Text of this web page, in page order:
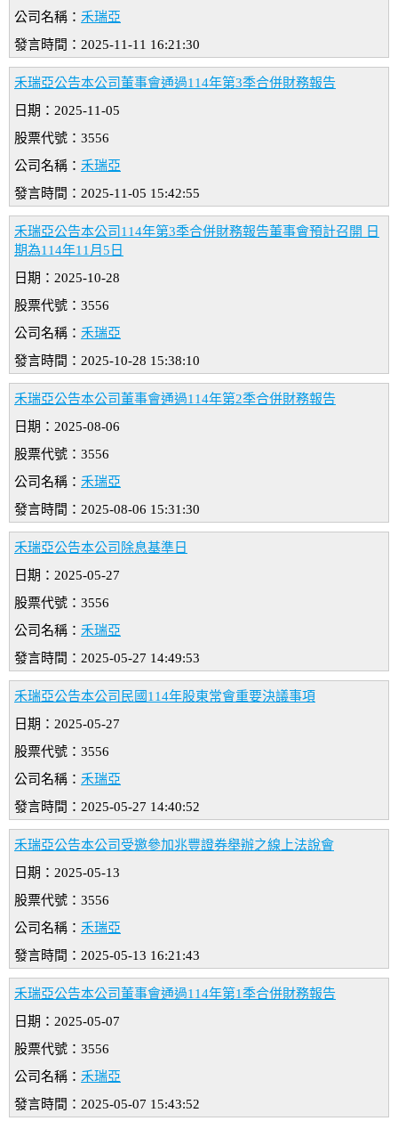
公司名稱： 禾瑞亞
發言時間：2025-11-11 16:21:30
禾瑞亞公告本公司董事會通過114年第3季合併財務報告
日期：2025-11-05
股票代號：3556
公司名稱： 禾瑞亞
發言時間：2025-11-05 15:42:55
禾瑞亞公告本公司114年第3季合併財務報告董事會預計召開 日
期為114年11月5日
日期：2025-10-28
股票代號：3556
公司名稱： 禾瑞亞
發言時間：2025-10-28 15:38:10
禾瑞亞公告本公司董事會通過114年第2季合併財務報告
日期：2025-08-06
股票代號：3556
公司名稱： 禾瑞亞
發言時間：2025-08-06 15:31:30
禾瑞亞公告本公司除息基準日
日期：2025-05-27
股票代號：3556
公司名稱： 禾瑞亞
發言時間：2025-05-27 14:49:53
禾瑞亞公告本公司民國114年股東常會重要決議事項
日期：2025-05-27
股票代號：3556
公司名稱： 禾瑞亞
發言時間：2025-05-27 14:40:52
禾瑞亞公告本公司受邀參加兆豐證券舉辦之線上法說會
日期：2025-05-13
股票代號：3556
公司名稱： 禾瑞亞
發言時間：2025-05-13 16:21:43
禾瑞亞公告本公司董事會通過114年第1季合併財務報告
日期：2025-05-07
股票代號：3556
公司名稱： 禾瑞亞
發言時間：2025-05-07 15:43:52